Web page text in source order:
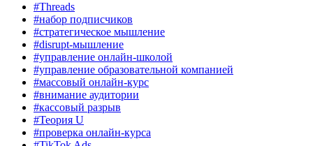
#Threads
#набор подписчиков
#стратегическое мышление
#disrupt-мышление
#управление онлайн-школой
#управление образовательной компанией
#массовый онлайн-курс
#внимание аудитории
#кассовый разрыв
#Теория U
#проверка онлайн-курса